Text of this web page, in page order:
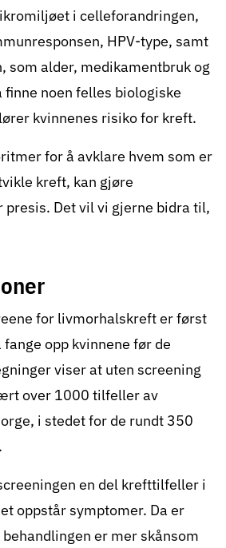
i celleforandringen,
HPV-type, samt
som alder, medikamentbruk og
noen felles biologiske
kvinnenes risiko for kreft.
for å avklare hvem som er
kreft, kan gjøre
presis. Det vil vi gjerne bidra til,
for livmorhalskreft er først
opp kvinnene før de
viser at uten screening
over 1000 tilfeller av
i stedet for de rundt 350
en del krefttilfeller i
oppstår symptomer. Da er
er mer skånsom